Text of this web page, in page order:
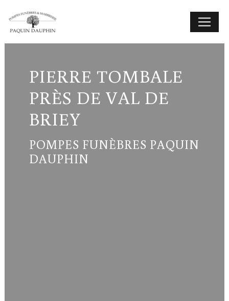
PIERRE TOMBALE
PRÈS DE VAL DE
BRIEY
POMPES FUNÈBRES PAQUIN
DAUPHIN